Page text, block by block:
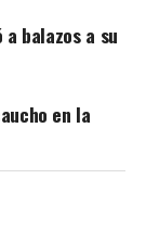
balazos a su
en la